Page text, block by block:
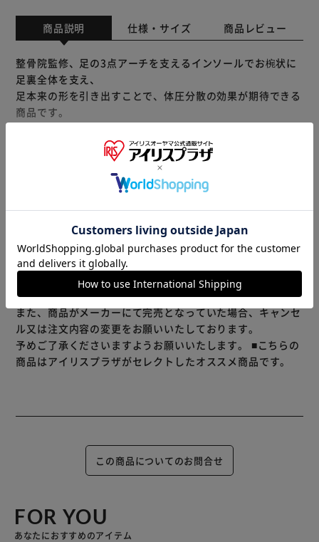
商品説明 仕様・サイズ 商品レビュー
整骨院監修、足の3点アーチを支えるインソールでお椀状に
足裏全体を支え、
足本来の形を引き出すことで、体圧分散の効果が期待できる
商品です。
ヘリンボーン模様の凹凸ある底裏で外履きもOKです。
オフィスでの履き替えにもお勧めです。
オープンサボタイプは湿気がこもりにくくフィット感をより
感じていただける履き心地が特徴です。
もっと見る
※当商品はお取り寄せ品の為、在庫の確認及び商品のお届け
までお時間を頂く場合がございます。
また、商品がメーカーにて完売となっていた場合、キャンセ
ル又は注文内容の変更をお願いいたしております。
予めご了承くださいますようお願いいたします。 ■こちらの
商品はアイリスプラザがセレクトしたオススメ商品です。
この商品についてのお問合せ
FOR YOU
あなたにおすすめのアイテム